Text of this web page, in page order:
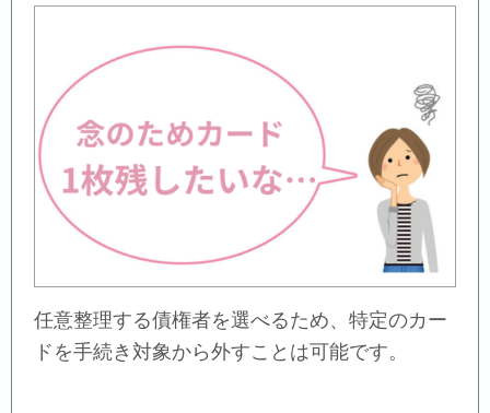
任意整理する債権者を選べるため、特定のカー
ドを手続き対象から外すことは可能です。